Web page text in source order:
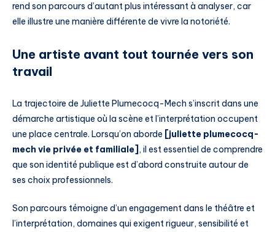
rend son parcours d’autant plus intéressant à analyser, car
elle illustre une manière différente de vivre la notoriété.
Une artiste avant tout tournée vers son
travail
La trajectoire de Juliette Plumecocq-Mech s’inscrit dans une
démarche artistique où la scène et l’interprétation occupent
une place centrale. Lorsqu’on aborde [juliette plumecocq-
mech vie privée et familiale] , il est essentiel de comprendre
que son identité publique est d’abord construite autour de
ses choix professionnels.
Son parcours témoigne d’un engagement dans le théâtre et
l’interprétation, domaines qui exigent rigueur, sensibilité et